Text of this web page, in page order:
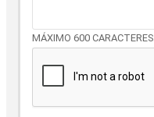
MÁXIMO 600 CARACTERES.